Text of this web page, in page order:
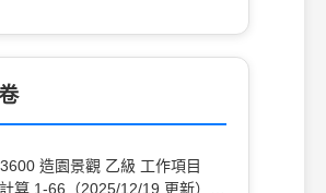
造園景觀 乙級 工作項目
算 1-66（2025/12/19 更新）